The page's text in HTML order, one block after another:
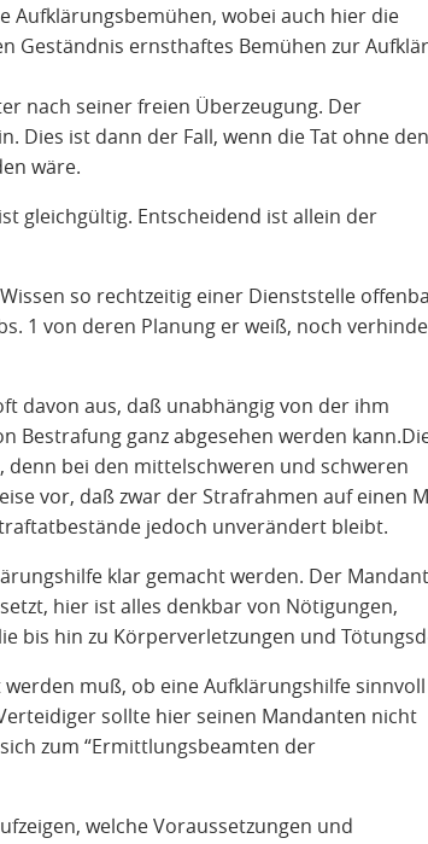
Aufklärungsbemühen, wobei auch hier die
Geständnis ernsthaftes Bemühen zur
nach seiner freien Überzeugung. Der
Dies ist dann der Fall, wenn die Tat ohne
wäre.
gleichgültig. Entscheidend ist allein der
so rechtzeitig einer Dienststelle
1 von deren Planung er weiß, noch
davon aus, daß unabhängig von der ihm
Bestrafung ganz abgesehen werden
denn bei den mittelschweren und schweren
vor, daß zwar der Strafrahmen auf einen
jedoch unverändert bleibt.
klar gemacht werden. Der
hier ist alles denkbar von Nötigungen,
bis hin zu Körperverletzungen und
muß, ob eine Aufklärungshilfe
sollte hier seinen Mandanten nicht
zum “Ermittlungsbeamten der
welche Voraussetzungen und